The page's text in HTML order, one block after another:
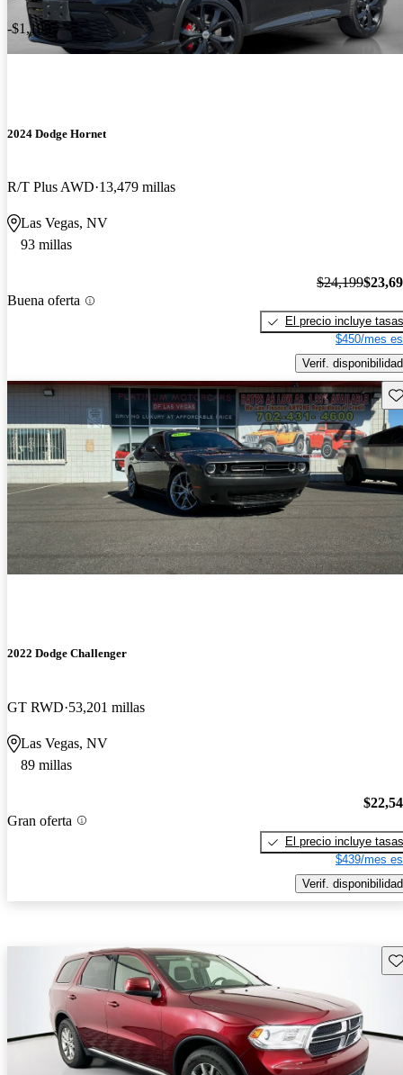
-$1,199
2024 Dodge Hornet
R/T Plus AWD 13,479 millas
Las Vegas, NV
93 millas
Buena oferta
$24,199
El precio incluye tasas
$450/mes
Verif. disponibilidad
2022 Dodge Challenger
GT RWD 53,201 millas
Las Vegas, NV
89 millas
Gran oferta
El precio incluye tasas
$439/mes
Verif. disponibilidad